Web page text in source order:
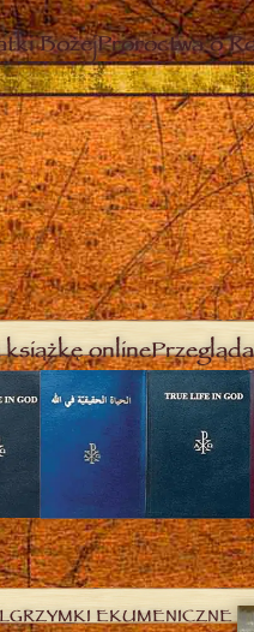
BożejProroctwa o
online
EKUMENICZNE